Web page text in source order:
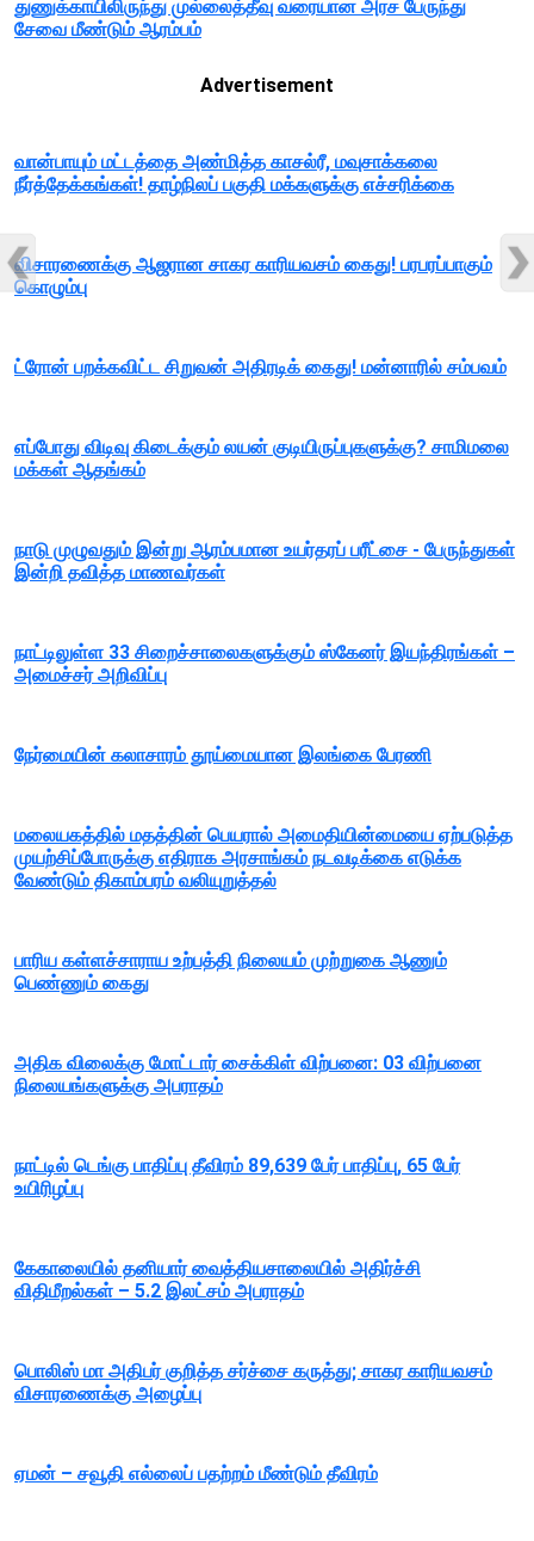
துணுக்காயிலிருந்து முல்லைத்தீவு வரையான அரச பேருந்து
சேவை மீண்டும் ஆரம்பம்
Advertisement
வான்பாயும் மட்டத்தை அண்மித்த காசல்ரீ, மவுசாக்கலை
நீர்த்தேக்கங்கள்! தாழ்நிலப் பகுதி மக்களுக்கு எச்சரிக்கை
விசாரணைக்கு ஆஜரான சாகர காரியவசம் கைது! பரபரப்பாகும்
கொழும்பு
ட்ரோன் பறக்கவிட்ட சிறுவன் அதிரடிக் கைது! மன்னாரில் சம்பவம்
எப்போது விடிவு கிடைக்கும் லயன் குடியிருப்புகளுக்கு? சாமிமலை
மக்கள் ஆதங்கம்
நாடு முழுவதும் இன்று ஆரம்பமான உயர்தரப் பரீட்சை - பேருந்துகள்
இன்றி தவித்த மாணவர்கள்
நாட்டிலுள்ள 33 சிறைச்சாலைகளுக்கும் ஸ்கேனர் இயந்திரங்கள் –
அமைச்சர் அறிவிப்பு
நேர்மையின் கலாசாரம் தூய்மையான இலங்கை பேரணி
மலையகத்தில் மதத்தின் பெயரால் அமைதியின்மையை ஏற்படுத்த
முயற்சிப்போருக்கு எதிராக அரசாங்கம் நடவடிக்கை எடுக்க
வேண்டும் திகாம்பரம் வலியுறுத்தல்
பாரிய கள்ளச்சாராய உற்பத்தி நிலையம் முற்றுகை ஆணும்
பெண்ணும் கைது
அதிக விலைக்கு மோட்டார் சைக்கிள் விற்பனை: 03 விற்பனை
நிலையங்களுக்கு அபராதம்
நாட்டில் டெங்கு பாதிப்பு தீவிரம் 89,639 பேர் பாதிப்பு, 65 பேர்
உயிரிழப்பு
கேகாலையில் தனியார் வைத்தியசாலையில் அதிர்ச்சி
விதிமீறல்கள் – 5.2 இலட்சம் அபராதம்
பொலிஸ் மா அதிபர் குறித்த சர்ச்சை கருத்து; சாகர காரியவசம்
விசாரணைக்கு அழைப்பு
ஏமன் – சவூதி எல்லைப் பதற்றம் மீண்டும் தீவிரம்